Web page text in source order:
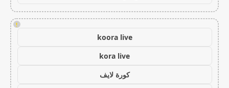
!
koora live
kora live
كورة لايف